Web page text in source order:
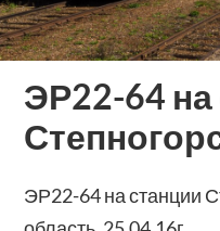
ЭР22-64 на
ЭР22-64 на станции